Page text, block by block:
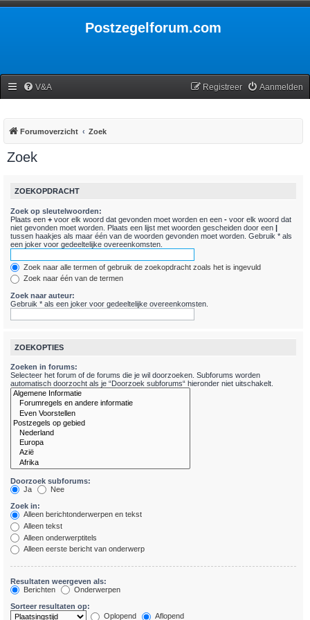
Postzegelforum.com
V&A Aanmelden
Registreer
Forumoverzicht Zoek
Zoek
ZOEKOPDRACHT
Zoek op sleutelwoorden:
Plaats een + voor elk woord dat gevonden moet worden en een - voor elk woord dat
niet gevonden moet worden. Plaats een lijst met woorden gescheiden door een |
tussen haakjes als maar één van de woorden gevonden moet worden. Gebruik * als
een joker voor gedeeltelijke overeenkomsten.
Zoek naar alle termen of gebruik de zoekopdracht zoals het is ingevuld
Zoek naar één van de termen
Zoek naar auteur:
Gebruik * als een joker voor gedeeltelijke overeenkomsten.
ZOEKOPTIES
Zoeken in forums:
Selecteer het forum of de forums die je wil doorzoeken. Subforums worden
automatisch doorzocht als je “Doorzoek subforums“ hieronder niet uitschakelt.
Doorzoek subforums:
Ja
Nee
Zoek in:
Alleen berichtonderwerpen en tekst
Alleen tekst
Alleen onderwerptitels
Alleen eerste bericht van onderwerp
Resultaten weergeven als:
Berichten
Onderwerpen
Sorteer resultaten op:
Oplopend
Aflopend